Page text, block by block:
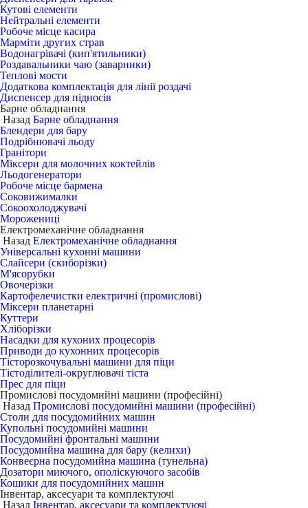
Кутові елементи
Нейтральні елементи
Робоче місце касира
Марміти других страв
Водонагрівачі (кип'ятильники)
Роздавальники чаю (заварники)
Теплові мости
Додаткова комплектація для лінії роздачі
Диспенсер для підносів
Барне обладнання
Назад Барне обладнання
Блендери для бару
Подрібнювачі льоду
Гранітори
Міксери для молочних коктейлів
Льодогенератори
Робоче місце бармена
Соковижималки
Сокоохолоджувачі
Морожениці
Електромеханічне обладнання
Назад Електромеханічне обладнання
Універсальні кухонні машини
Слайсери (скиборізки)
М'ясорубки
Овочерізки
Картофелечистки електричні (промислові)
Міксери планетарні
Куттери
Хліборізки
Насадки для кухоних процесорів
Приводи до кухонних процесорів
Тісторозкочувальні машини для піци
Тістоділителі-округлювачі тіста
Прес для піци
Промислові посудомийні машини (професійні)
Назад Промислові посудомийні машини (професійні)
Столи для посудомийних машин
Купольні посудомийні машини
Посудомийні фронтальні машини
Посудомийна машина для бару (келихи)
Конвеєрна посудомийна машина (тунельна)
Дозатори миючого, ополіскуючого засобів
Кошики для посудомийних машин
Інвентар, аксесуари та комплектуючі
Назад Інвентар, аксесуари та комплектуючі